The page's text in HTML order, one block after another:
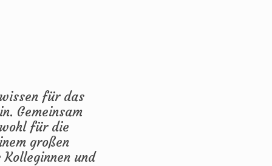
für das
Gemeinsam
für die
großen
Kolleginnen und